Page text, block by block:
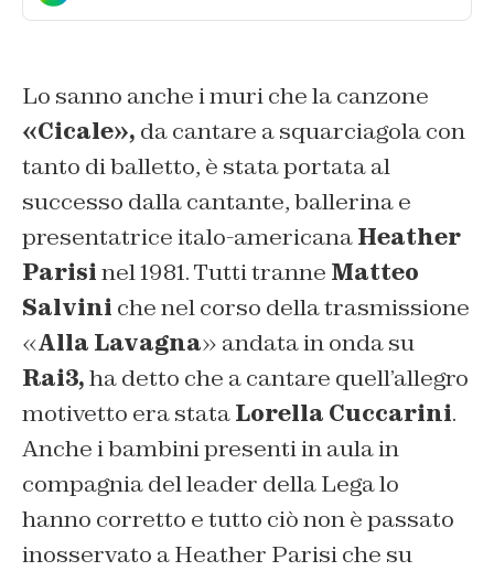
Lo sanno anche i muri che la canzone
«Cicale», da cantare a squarciagola con
tanto di balletto, è stata portata al
successo dalla cantante, ballerina e
presentatrice italo-americanaHeather
Parisinel 1981. Tutti tranne Matteo
Salvini che nel corso della trasmissione
«Alla Lavagna» andata in onda su
Rai3,ha detto che a cantare quell’allegro
motivetto era stataLorella Cuccarini.
Anche i bambini presenti in aula in
compagnia del leader della Lega lo
hanno corretto e tutto ciò non è passato
inosservato a Heather Parisi che su